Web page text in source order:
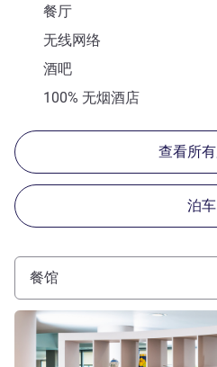
餐厅
无线网络
酒吧
100% 无烟酒店
查看所
泊车
餐馆
请参阅详情